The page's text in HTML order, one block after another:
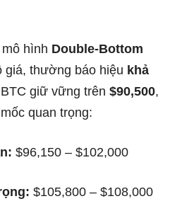
hình Double-Bottom
giá, thường báo hiệu khả
giữ vững trên $90,500,
quan trọng:
$96,150 – $102,000
$105,800 – $108,000